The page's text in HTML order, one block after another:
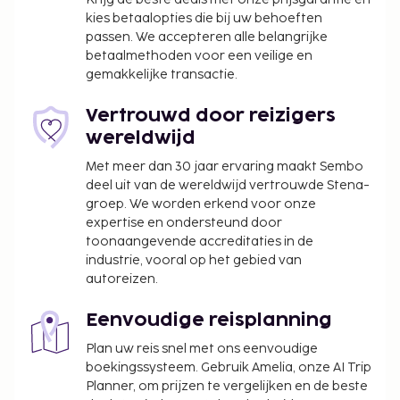
businesscentrum, een stomerij/wasserijservice en
een 24-uurs receptie. Ter plaatse heb je gratis
parkeerplaatsen. Verwen jezelf met massages
wanneer je de volledig uitgeruste spa bezoekt. Als je
op zoekt bent naar leuke activiteiten, dan vind je
hier fitnessfaciliteiten en een seizoensgebonden
buitenzwembad. Enkele voorzieningen van dit hotel
zijn gratis wifi, conciërgeservices en een kapsalon.
Geniet van een maaltijd in het restaurant of blijf op
je kamer en profiteer in dit hotel van de
roomservice (beperkte tijden). Sluit je dag af met
een drankje in een poolbar. Dagelijks kun je van
07.30 uur tot 11.00 uur genieten van een gratis
jaar gesloten buiten het seizoen. Ze zijn gesloten
van 5 januari tot 19 februari:
De fitnessfaciliteiten
De spa
kies betaalopties die bij uw behoeften
passen. We accepteren alle belangrijke
betaalmethoden voor een veilige en
gemakkelijke transactie.
Vertrouwd door reizigers
wereldwijd
Met meer dan 30 jaar ervaring maakt Sembo
deel uit van de wereldwijd vertrouwde Stena-
groep. We worden erkend voor onze
expertise en ondersteund door
toonaangevende accreditaties in de
industrie, vooral op het gebied van
autoreizen.
Eenvoudige reisplanning
Plan uw reis snel met ons eenvoudige
boekingssysteem. Gebruik Amelia, onze AI Trip
Planner, om prijzen te vergelijken en de beste